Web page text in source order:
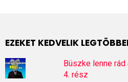
EZEKET KEDVELIK
Büszke lenne
4. rész